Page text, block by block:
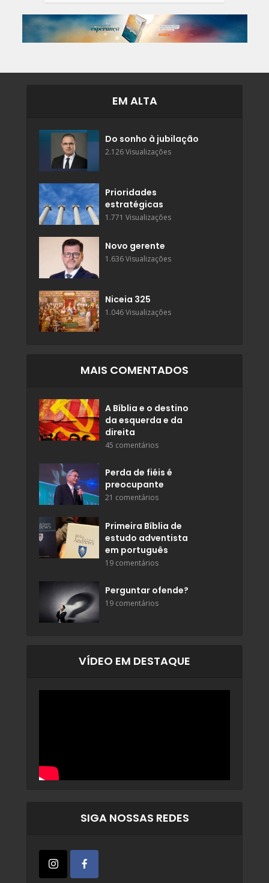
EM ALTA
Do sonho à jubilação
2.126 Visualizações
Prioridades
estratégicas
1.771 Visualizações
Novo gerente
1.636 Visualizações
Niceia 325
1.046 Visualizações
MAIS COMENTADOS
A Bíblia e o destino
da esquerda e da
direita
45 comentários
Perda de fiéis é
preocupante
21 comentários
Primeira Bíblia de
estudo adventista
em português
19 comentários
Perguntar ofende?
19 comentários
VÍDEO EM DESTAQUE
SIGA NOSSAS REDES